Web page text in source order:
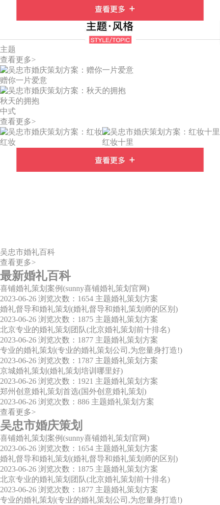
主题
查看更多>
赠你一片爱意
秋天的拥抱
中式
查看更多>
红妆 红妆十里
吴忠市婚礼百科
查看更多>
最新婚礼百科
喜铺婚礼策划案例(sunny喜铺婚礼策划官网)
2023-06-26 浏览次数：1654 主题婚礼策划方案
婚礼督导和婚礼策划(婚礼督导和婚礼策划师的区别)
2023-06-26 浏览次数：1875 主题婚礼策划方案
北京专业的婚礼策划团队(北京婚礼策划前十排名)
2023-06-26 浏览次数：1877 主题婚礼策划方案
专业的婚礼策划(专业的婚礼策划公司,为您量身打造!)
2023-06-26 浏览次数：1787 主题婚礼策划方案
京城婚礼策划(婚礼策划培训哪里好)
2023-06-26 浏览次数：1921 主题婚礼策划方案
郑州创意婚礼策划首选(国外创意婚礼策划)
2023-06-26 浏览次数：886 主题婚礼策划方案
查看更多>
吴忠市婚庆策划
喜铺婚礼策划案例(sunny喜铺婚礼策划官网)
2023-06-26 浏览次数：1654 主题婚礼策划方案
婚礼督导和婚礼策划(婚礼督导和婚礼策划师的区别)
2023-06-26 浏览次数：1875 主题婚礼策划方案
北京专业的婚礼策划团队(北京婚礼策划前十排名)
2023-06-26 浏览次数：1877 主题婚礼策划方案
专业的婚礼策划(专业的婚礼策划公司,为您量身打造!)